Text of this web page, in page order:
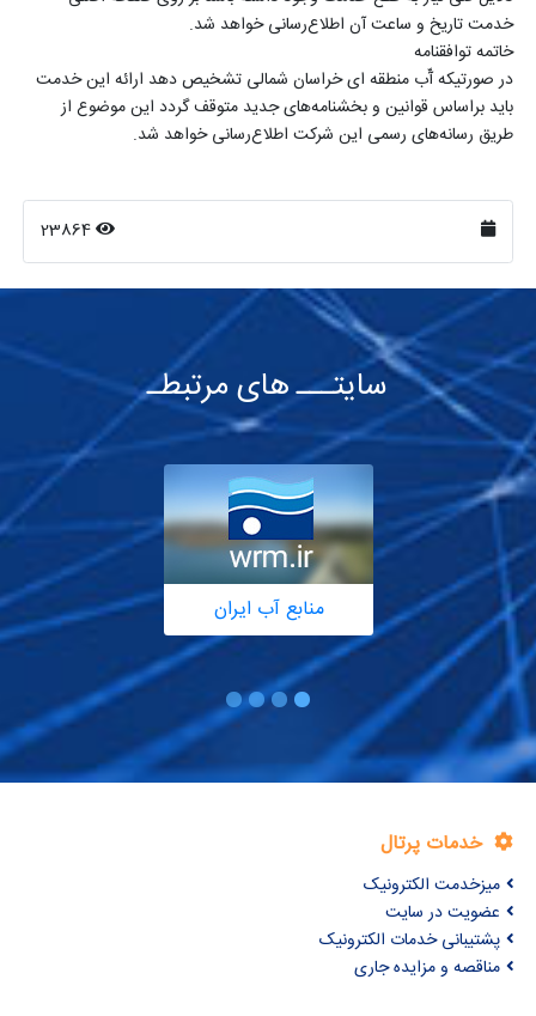
خدمت تاریخ و ساعت آن اطلاع‌رسانی خواهد شد.
خاتمه توافقنامه
در صورتیکه آّب منطقه ای خراسان شمالی تشخیص دهد ارائه این خدمت
باید براساس قوانین و بخشنامه‌های جدید متوقف گردد این موضوع از
طریق رسانه‌های رسمی این شرکت اطلاع‌رسانی خواهد شد.
23864
سایتـــ های مرتبطـ
منابع آب ایران
خدمات پرتال
میزخدمت الکترونیک
عضویت در سایت
پشتیبانی خدمات الکترونیک
مناقصه و مزایده جاری